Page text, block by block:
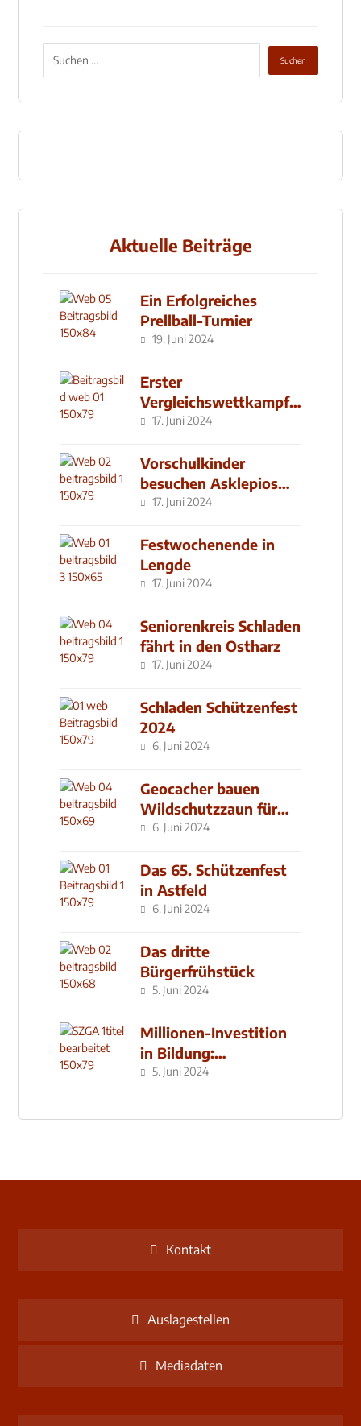
Aktuelle Beiträge
Ein Erfolgreiches
Prellball-Turnier
19. Juni 2024
Erster
Vergleichswettkampf
seit 2019
17. Juni 2024
Vorschulkinder
besuchen Asklepios
Klinik
17. Juni 2024
Festwochenende in
Lengde
17. Juni 2024
Seniorenkreis Schladen
fährt in den Ostharz
17. Juni 2024
Schladen Schützenfest
2024
6. Juni 2024
Geocacher bauen
Wildschutzzaun für
den MachMit! Wald
6. Juni 2024
Das 65. Schützenfest
in Astfeld
6. Juni 2024
Das dritte
Bürgerfrühstück
5. Juni 2024
Millionen-Investition
in Bildung:
Schulzentrum-Neubau
5. Juni 2024
Kontakt
Auslagestellen
Mediadaten